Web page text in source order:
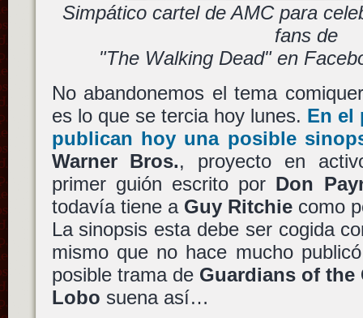
Simpático cartel de AMC para
fans de
"The Walking Dead" en
No abandonemos el tema
es lo que se tercia hoy lunes. En el
publican hoy una posible
Warner Bros., proyecto en
primer guión escrito por Don
todavía tiene a Guy Ritchie como
La sinopsis esta debe ser cogida
mismo que no hace mucho
posible trama de Guardians of the
Lobo suena así…